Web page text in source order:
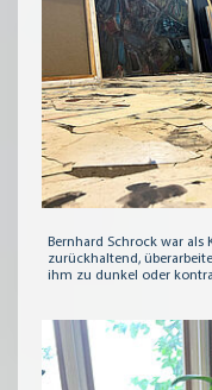
Bernhard Schrock war
zurückhaltend,
ihm zu dunkel oder